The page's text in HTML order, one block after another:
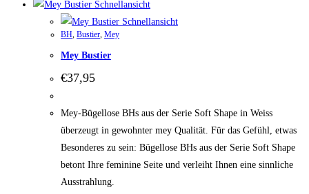
Schnellansicht
Schnellansicht
BH, Bustier, Mey
Mey Bustier
€37,95
Mey-Bügellose BHs aus der Serie Soft Shape in Weiss
überzeugt in gewohnter mey Qualität. Für das Gefühl, etwas
Besonderes zu sein: Bügellose BHs aus der Serie Soft Shape
betont Ihre feminine Seite und verleiht Ihnen eine sinnliche
Ausstrahlung.